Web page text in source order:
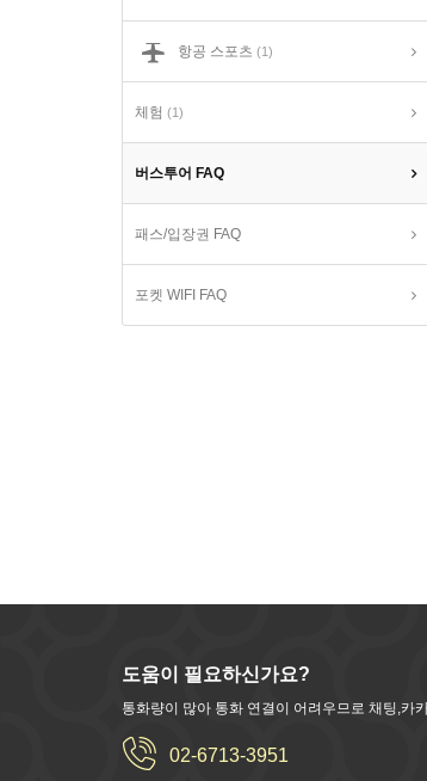
항공 스포츠 (1)
체험 (1)
버스투어 FAQ
패스/입장권 FAQ
포켓 WIFI FAQ
도움이 필요하신가요?
통화량이 많아 통화 연결이 어려우므로 채팅,카
02-6713-3951